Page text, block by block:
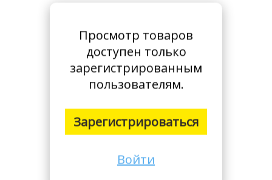
Просмотр товаров
доступен только
зарегистрированным
пользователям.
Зарегистрироваться
Войти
Тарифы